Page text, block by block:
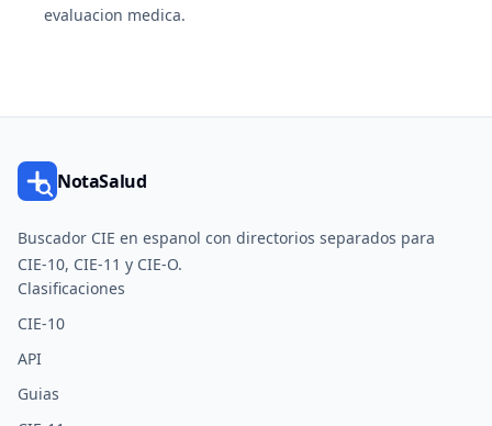
evaluacion medica.
NotaSalud
Buscador CIE en espanol con directorios separados para
CIE-10, CIE-11 y CIE-O.
Clasificaciones
CIE-10
API
Guias